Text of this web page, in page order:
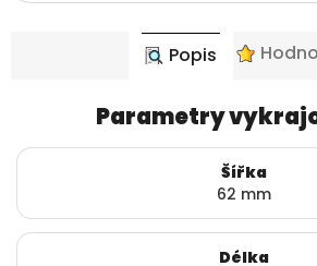
Popis
Parametry
Šířka
62 mm
Délka